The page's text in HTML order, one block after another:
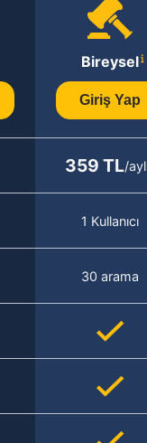
Bireysel
Giriş Yap
359 TL/
1 Kullanıcı
30 arama